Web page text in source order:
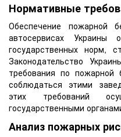
Нормативные
Обеспечение пожарной
автосервисах Украины
государственных норм,
Законодательство
требования по пожарной
соблюдаться этими
этих требований
государственными
Анализ пожарных